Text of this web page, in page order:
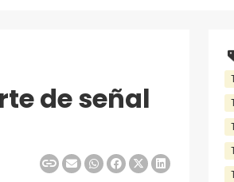
de señal